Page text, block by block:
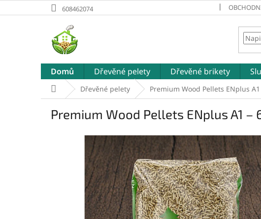
na
608462074
Domů Dřevěné pelety Dřevěné brikety
Domů Dřevěné pelety Premium Wood Pellets ENplus
Premium Wood Pellets ENplus A1 –